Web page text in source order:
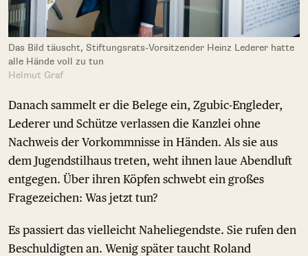
Das Bild täuscht, Stiftungsrats-Vorsitzender Heinz Lederer hatte
alle Hände voll zu tun
Helmut Graf
Danach sammelt er die Belege ein, Zgubic-Engleder,
Lederer und Schütze verlassen die Kanzlei ohne
Nachweis der Vorkommnisse in Händen. Als sie aus
dem Jugendstilhaus treten, weht ihnen laue Abendluft
entgegen. Über ihren Köpfen schwebt ein großes
Fragezeichen: Was jetzt tun?
Es passiert das vielleicht Naheliegendste. Sie rufen den
Beschuldigten an. Wenig später taucht Roland